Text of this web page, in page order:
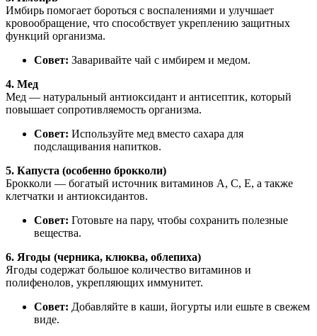
Имбирь помогает бороться с воспалениями и улучшает
кровообращение, что способствует укреплению защитных
функций организма.
Совет: Заваривайте чай с имбирем и медом.
4. Мед
Мед — натуральный антиоксидант и антисептик, который
повышает сопротивляемость организма.
Совет: Используйте мед вместо сахара для
подслащивания напитков.
5. Капуста (особенно брокколи)
Брокколи — богатый источник витаминов A, C, E, а также
клетчатки и антиоксидантов.
Совет: Готовьте на пару, чтобы сохранить полезные
вещества.
6. Ягоды (черника, клюква, облепиха)
Ягоды содержат большое количество витаминов и
полифенолов, укрепляющих иммунитет.
Совет: Добавляйте в каши, йогурты или ешьте в свежем
виде.